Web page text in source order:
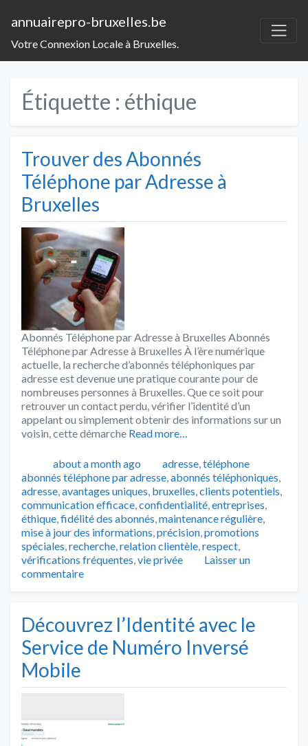
annuairepro-bruxelles.be
Votre Connexion Locale à Bruxelles.
Étiquette : éthique
Trouver des Abonnés
Téléphone par Adresse à
Bruxelles
Abonnés Téléphone par Adresse à Bruxelles Abonnés
Téléphone par Adresse à Bruxelles À l’ère numérique
actuelle, la recherche d’abonnés téléphoniques par
adresse est devenue une pratique courante pour de
nombreuses personnes à Bruxelles. Que ce soit pour
retrouver un contact perdu, vérifier l’identité d’un
appelant ou simplement obtenir des informations sur un
voisin, cette démarche Read more…
Publié
about a month ago Catégories
adresse,téléphone
abonnés téléphone par adresse,abonnés téléphoniques,
adresse,avantages uniques, bruxelles,clients potentiels,
communication efficace,confidentialité,entreprises,
éthique,fidélité des abonnés,maintenance régulière,
mise à jour des informations,précision,promotions
spéciales,recherche,relation clientèle,respect,
vérifications fréquentes,vie privée
Laisser un
commentaire
Découvrez l’Identité avec le
Service de Numéro Inversé
Mobile